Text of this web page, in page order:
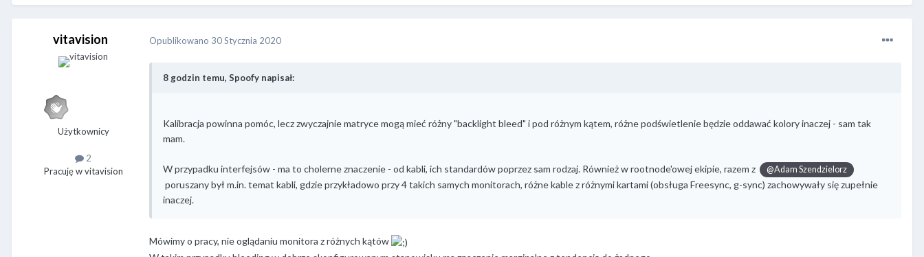
vitavision
Użytkownicy
2
Pracuję w vitavision
Opublikowano 30 Stycznia 2020
8 godzin temu, Spoofy napisał:
Kalibracja powinna pomóc, lecz zwyczajnie matryce mogą mieć różny "backlight bleed" i pod różnym kątem, różne podświetlenie będzie oddawać kolory inaczej - sam tak
mam.
W przypadku interfejsów - ma to cholerne znaczenie - od kabli, ich standardów poprzez sam rodzaj. Również w rootnode'owej ekipie, razem z @Adam Szendzielorz
poruszany był m.in. temat kabli, gdzie przykładowo przy 4 takich samych monitorach, różne kable z różnymi kartami (obsługa Freesync, g-sync) zachowywały się zupełnie
inaczej.
Mówimy o pracy, nie oglądaniu monitora z różnych kątów